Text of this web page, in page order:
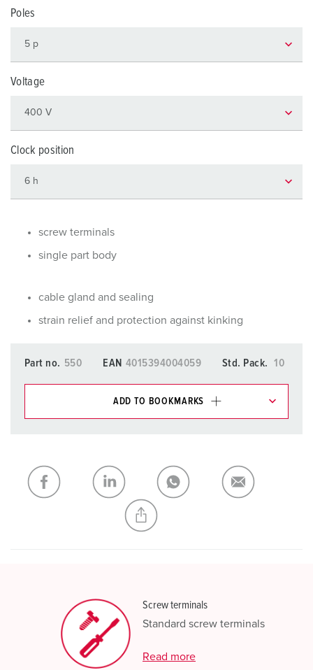
Poles
Voltage
Clock position
screw terminals
single part body
cable gland and sealing
strain relief and protection against kinking
Part no. 550 EAN 4015394004059 Std. Pack. 10
ADD TO BOOKMARKS
My list ADD
CREATE A NEW LIST
Screw terminals
Standard screw terminals
Read more